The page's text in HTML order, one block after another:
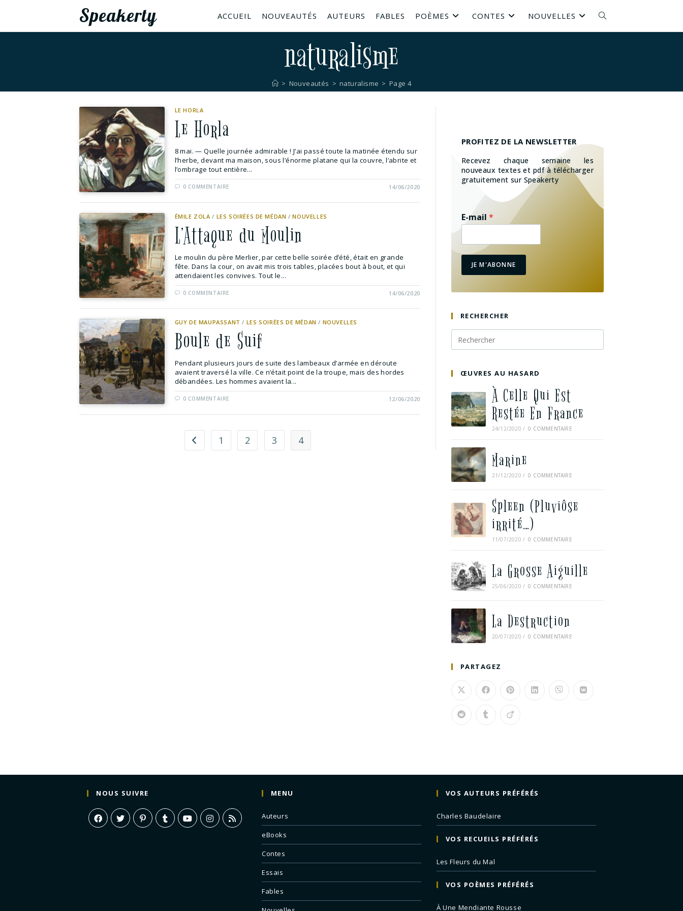
Speakerty ACCUEIL NOUVEAUTÉS AUTEURS FABLES POÈMES CONTES NOUVELLES
naturalisme
> Nouveautés > naturalisme > Page 4
LE HORLA
Le Horla
8 mai. — Quelle journée admirable ! J’ai passé toute la matinée étendu sur
l’herbe, devant ma maison, sous l’énorme platane qui la couvre, l’abrite et
l’ombrage tout entière...
0 COMMENTAIRE 14/06/2020
ÉMILE ZOLA / LES SOIRÉES DE MÉDAN /NOUVELLES
L’Attaque du Moulin
Le moulin du père Merlier, par cette belle soirée d’été, était en grande
fête. Dans la cour, on avait mis trois tables, placées bout à bout, et qui
attendaient les convives. Tout le...
0 COMMENTAIRE 14/06/2020
GUY DE MAUPASSANT / LES SOIRÉES DE MÉDAN / NOUVELLES
Boule de Suif
Pendant plusieurs jours de suite des lambeaux d’armée en déroute
avaient traversé la ville. Ce n’était point de la troupe, mais des hordes
débandées. Les hommes avaient la...
0 COMMENTAIRE 12/06/2020
1 2 3 4
PROFITEZ DE LA NEWSLETTER
Recevez chaque semaine les
nouveaux textes et pdf à télécharger
gratuitement sur Speakerty
E-mail *
JE M'ABONNE
RECHERCHER
ŒUVRES AU HASARD
À Celle Qui Est
Restée En France
24/12/2020 / 0 COMMENTAIRE
Marine
21/12/2020 / 0 COMMENTAIRE
Spleen (Pluviôse
irrité…)
11/07/2020 / 0 COMMENTAIRE
La Grosse Aiguille
25/06/2020 / 0 COMMENTAIRE
La Destruction
20/07/2020 / 0 COMMENTAIRE
PARTAGEZ
NOUS SUIVRE MENU
Auteurs
eBooks
Contes
Essais
Fables
VOS AUTEURS PRÉFÉRÉS
Charles Baudelaire
VOS RECUEILS PRÉFÉRÉS
Les Fleurs du Mal
VOS POÈMES PRÉFÉRÉS
À Une Mendiante Rousse